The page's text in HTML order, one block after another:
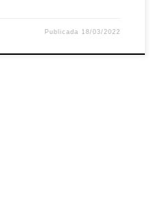
Publicada 18/03/2022